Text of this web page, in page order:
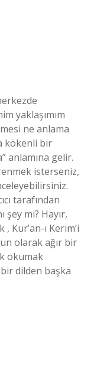
yaklaşımım
ne anlama
kökenli bir
anlamına gelir.
isterseniz,
tarafından
şey mi? Hayır,
Kur’an-ı Kerim’i
olarak ağır bir
okumak
dilden başka